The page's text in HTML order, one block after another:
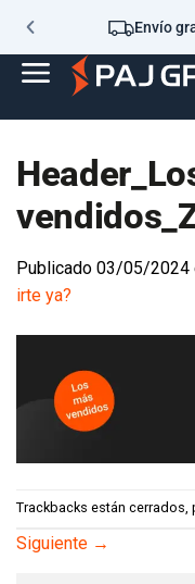
Envío
Publicado 03/05/2024
irte ya?
Trackbacks están cerrados,
Siguiente →